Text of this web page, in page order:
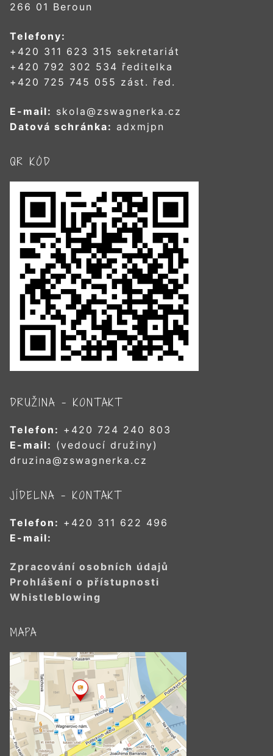
266 01 Beroun
Telefony:
+420 311 623 315 sekretariát
+420 792 302 534 ředitelka
+420 725 745 055 zást. řed.
E-mail: skola@zswagnerka.cz
Datová schránka: adxmjpn
QR KÓD
DRUŽINA – KONTAKT
Telefon: +420 724 240 803
E-mail: (vedoucí družiny)
druzina@zswagnerka.cz
JÍDELNA – KONTAKT
Telefon: +420 311 622 496
E-mail:
Zpracování osobních údajů
Prohlášení o přístupnosti
Whistleblowing
MAPA